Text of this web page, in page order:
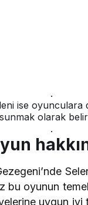
.
ise oyunculara
sunmak olarak
.
bu oyunun
uygun iyi